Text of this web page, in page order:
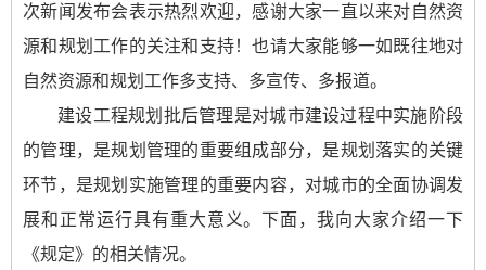
次新闻发布会表示热烈欢迎，感谢大家一直以来对自然资
源和规划工作的关注和支持！也请大家能够一如既往地对
自然资源和规划工作多支持、多宣传、多报道。
建设工程规划批后管理是对城市建设过程中实施阶段
的管理，是规划管理的重要组成部分，是规划落实的关键
环节，是规划实施管理的重要内容，对城市的全面协调发
展和正常运行具有重大意义。下面，我向大家介绍一下
《规定》的相关情况。